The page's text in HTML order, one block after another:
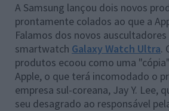
A Samsung lançou dois novos
prontamente colados ao que a
Falamos dos novos auscultadores
smartwatch Galaxy Watch Ultra.
produtos ecoou como uma
Apple, o que terá incomodado o
empresa sul-coreana, Jay Y. Lee,
seu desagrado ao responsável